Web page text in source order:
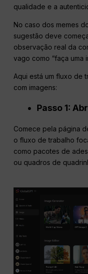
qualidade e a
No caso dos memes
sugestão deve
observação real da
vago como “faça uma
Aqui está um fluxo de
com imagens:
Passo 1:
Comece pela página
o fluxo de trabalho
como pacotes de
ou quadros de